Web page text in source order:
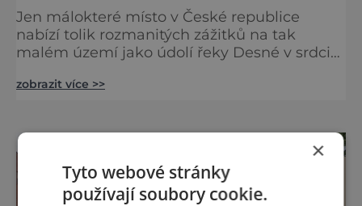
Jen málokteré místo v České republice
nabízí tolik rozmanitých zážitků na tak
malém území jako údolí řeky Desné v srdci
nahlédnout do útrob jedné z
na koloběžce a den zakončit poznáváním
památek ve Velkých Losinách nebo v
termálním parku. [caption
id="attachment_92379" align="
zobrazit více >>
×
Tyto webové stránky
používají soubory cookie.